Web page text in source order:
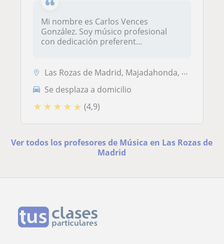
Mi nombre es Carlos Vences
González. Soy músico profesional
con dedicación preferent...
Las Rozas de Madrid, Majadahonda, Pozuelo de Alarcón, Torrelodones, Ma...
Se desplaza a domicilio
★ ★ ★ ★ ★ (4,9)
Ver todos los profesores de Música en Las Rozas de
Madrid